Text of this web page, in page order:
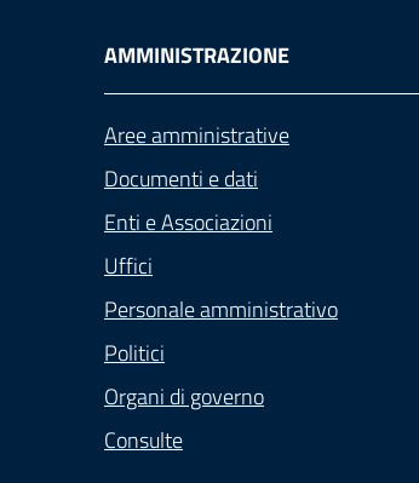
AMMINISTRAZIONE
Aree amministrative
Documenti e dati
Enti e Associazioni
Uffici
Personale amministrativo
Politici
Organi di governo
Consulte